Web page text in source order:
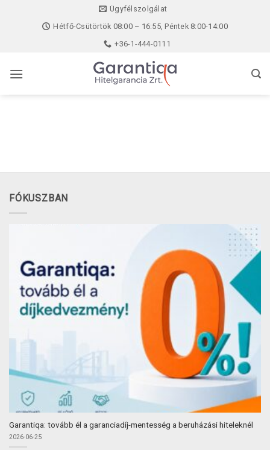
Ügyfélszolgálat
Hétfő-Csütörtök 08:00 – 16:55, Péntek 8:00-14:00
+36-1-444-0111
FÓKUSZBAN
Garantiqa: tovább él a garanciadíj-mentesség a beruházási hiteleknél
2026-06-25